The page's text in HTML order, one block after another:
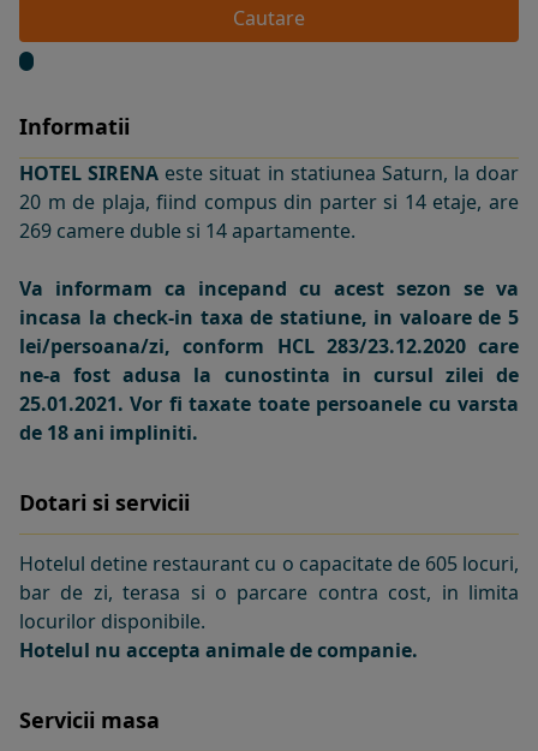
Cautare
Informatii
HOTEL SIRENA este situat in statiunea Saturn, la doar
20 m de plaja, fiind compus din parter si 14 etaje, are
269 camere duble si 14 apartamente.
Va informam ca incepand cu acest sezon se va
incasa la check-in taxa de statiune, in valoare de 5
lei/persoana/zi, conform HCL 283/23.12.2020 care
ne-a fost adusa la cunostinta in cursul zilei de
25.01.2021. Vor fi taxate toate persoanele cu varsta
de 18 ani impliniti.
Dotari si servicii
Hotelul detine restaurant cu o capacitate de 605 locuri,
bar de zi, terasa si o parcare contra cost, in limita
locurilor disponibile.
Hotelul nu accepta animale de companie.
Servicii masa